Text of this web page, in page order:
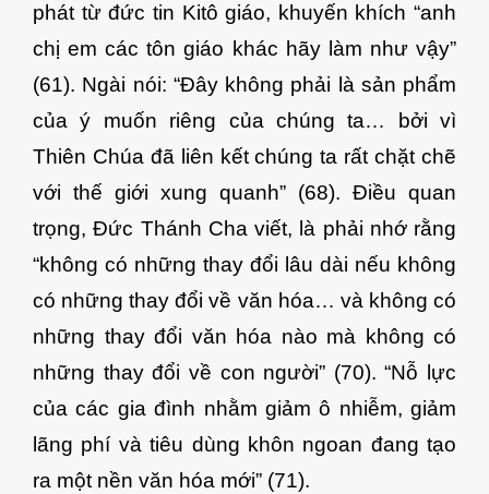
phát từ đức tin Kitô giáo, khuyến khích “anh
chị em các tôn giáo khác hãy làm như vậy”
(61). Ngài nói: “Đây không phải là sản phẩm
của ý muốn riêng của chúng ta… bởi vì
Thiên Chúa đã liên kết chúng ta rất chặt chẽ
với thế giới xung quanh” (68). Điều quan
trọng, Đức Thánh Cha viết, là phải nhớ rằng
“không có những thay đổi lâu dài nếu không
có những thay đổi về văn hóa… và không có
những thay đổi văn hóa nào mà không có
những thay đổi về con người” (70). “Nỗ lực
của các gia đình nhằm giảm ô nhiễm, giảm
lãng phí và tiêu dùng khôn ngoan đang tạo
ra một nền văn hóa mới” (71).